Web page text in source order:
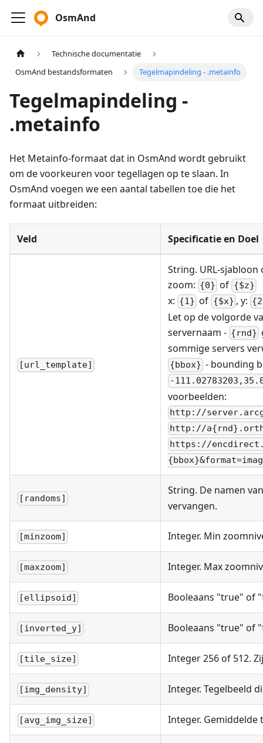
OsmAnd
Technische documentatie
OsmAnd bestandsformaten
Tegelmapindeling - .metainfo
Tegelmapindeling -
.metainfo
Het Metainfo-formaat dat in OsmAnd wordt gebruikt
om de voorkeuren voor tegellagen op te slaan. In
OsmAnd voegen we een aantal tabellen toe die het
formaat uitbreiden:
Veld Specificatie en Doel
[url_template]
String. URL-
zoom: {0} of {$z}
x: {1} of {$x} , y:
Let op de volgorde
servernaam - {rnd}
sommige servers
{bbox} - bounding
-
voorbeelden:
http://
http://
https://
[randoms]
String. De namen
vervangen.
[minzoom] Integer. Min
[maxzoom] Integer. Max
[ellipsoid] Booleaans "true" of
[inverted_y] Booleaans "true" of
[tile_size] Integer 256 of 512.
[img_density] Integer. Tegelbeeld
[avg_img_size] Integer.